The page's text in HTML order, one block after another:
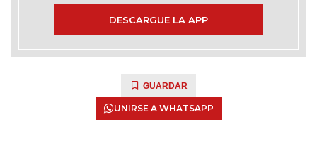
DESCARGUE LA APP
GUARDAR
UNIRSE A WHATSAPP